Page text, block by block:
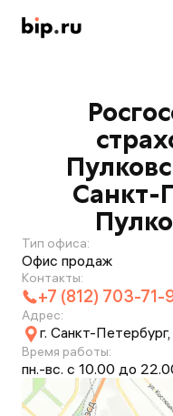
Санкт-
Тип офиса:
Офис продаж
Контакты:
+7 (812) 703-71-
Адрес:
г. Санкт-
Время работы:
пн.-вс. с 10.00 до